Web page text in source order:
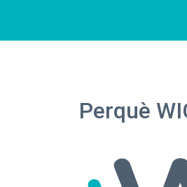
Perquè